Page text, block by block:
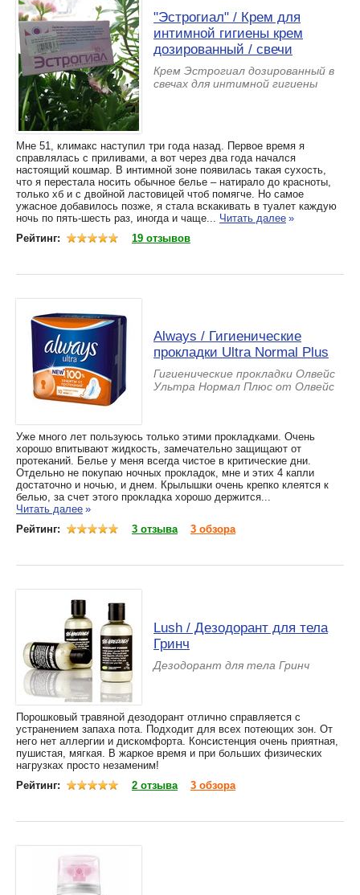
"Эстрогиал" / Крем для
интимной гигиены крем
дозированный / свечи
Крем Эстрогиал дозированный в
свечах для интимной гигиены
Мне 51, климакс наступил три года назад. Первое время я
справлялась с приливами, а вот через два года начался
настоящий кошмар. В интимной зоне появилась такая сухость,
что я перестала носить обычное белье – натирало до красноты,
только хб и с двойной ластовицей чтоб помягче. Но самое
ужасное добавилось позже, я стала вскакивать в туалет каждую
ночь по пять-шесть раз, иногда и чаще... Читать далее »
Рейтинг:
19 отзывов
Always / Гигиенические
прокладки Ultra Normal Plus
Гигиенические прокладки Олвейс
Ультра Нормал Плюс от Олвейс
Уже много лет пользуюсь только этими прокладками. Очень
хорошо впитывают жидкость, замечательно защищают от
протеканий. Белье у меня всегда чистое в критические дни.
Отдельно не покупаю ночных прокладок, мне и этих 4 капли
достаточно и ночью, и днем. Крылышки очень крепко клеятся к
белью, за счет этого прокладка хорошо держится...
Читать далее »
Рейтинг:
3 отзыва 3 обзора
Lush / Дезодорант для тела
Гринч
Дезодорант для тела Гринч
Порошковый травяной дезодорант отлично справляется с
устранением запаха пота. Подходит для всех потеющих зон. От
него нет аллергии и дискомфорта. Консистенция очень приятная,
пушистая, мягкая. В жаркое время и при больших физических
нагрузках просто незаменим!
Рейтинг:
2 отзыва 3 обзора